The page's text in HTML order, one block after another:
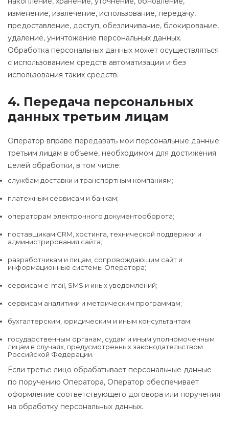
изменение, извлечение, использование, передачу,
предоставление, доступ, обезличивание, блокирование,
удаление, уничтожение персональных данных.
Обработка персональных данных может осуществляться
с использованием средств автоматизации и без
использования таких средств.
4. Передача персональных
данных третьим лицам
Оператор вправе передавать мои персональные данные
третьим лицам в объеме, необходимом для достижения
целей обработки, в том числе:
службам доставки и транспортным компаниям;
платежным сервисам и банкам;
операторам электронного документооборота;
поставщикам CRM, хостинга, технической поддержки и
администрирования сайта;
разработчикам и лицам, сопровождающим сайт и
информационные системы Оператора;
сервисам e-mail, SMS и иных уведомлений;
сервисам аналитики и метрическим программам;
бухгалтерским, юридическим и иным консультантам;
государственным органам, судам и иным уполномоченным
лицам в случаях, предусмотренных законодательством
Российской Федерации.
Если третье лицо обрабатывает персональные данные
по поручению Оператора, Оператор обеспечивает
оформление соответствующего договора или поручения
на обработку персональных данных.